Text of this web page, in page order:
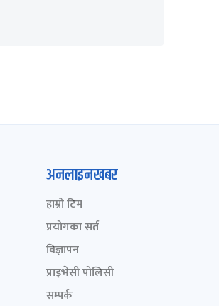
अनलाइनखबर
हाम्रो टिम
प्रयोगका सर्त
विज्ञापन
प्राइभेसी पोलिसी
सम्पर्क